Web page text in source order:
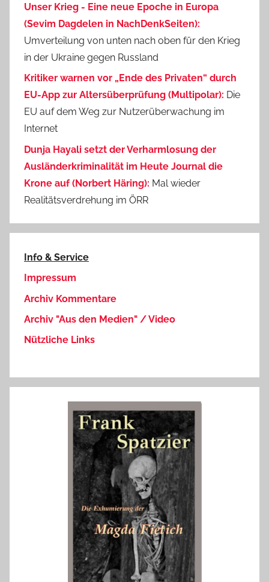
Unser Krieg - Eine neue Epoche in Europa
(Sevim Dagdelen in NachDenkSeiten):
Umverteilung von unten nach oben für den Krieg
in der Ukraine gegen Russland
Kritiker warnen vor „Ende des Privaten“ durch
EU-App zur Altersüberprüfung (Multipolar): Die
EU auf dem Weg zur Nutzerüberwachung im
Internet
Dunja Hayali setzt der Verharmlosung der
Ausländerkriminalität im Heute Journal die
Krone auf (Norbert Häring): Mal wieder
Realitätsverdrehung im ÖRR
Info & Service
Impressum
Archiv Kommentare
Archiv "Aus den Medien" / Video
Nützliche Links